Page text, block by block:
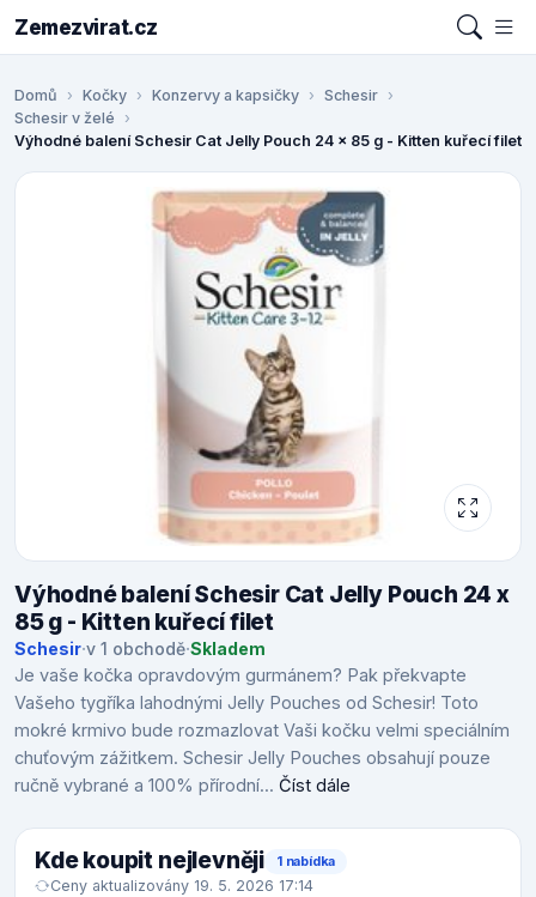
Zemezvirat.cz
Domů Kočky Konzervy a kapsičky
Schesir
Schesir v želé
Výhodné balení Schesir Cat Jelly Pouch 24 x 85 g - Kitten kuřecí filet
Výhodné balení Schesir Cat Jelly Pouch 24 x
85 g - Kitten kuřecí filet
Schesir·v 1 obchodě·Skladem
Je vaše kočka opravdovým gurmánem? Pak překvapte
Vašeho tygříka lahodnými Jelly Pouches od Schesir! Toto
mokré krmivo bude rozmazlovat Vaši kočku velmi speciálním
chuťovým zážitkem. Schesir Jelly Pouches obsahují pouze
ručně vybrané a 100% přírodní... Číst dále
Kde koupit nejlevněji 1 nabídka
Ceny aktualizovány 19. 5. 2026 17:14